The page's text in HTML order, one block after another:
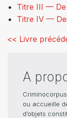
Titre III — De
Titre IV —
<< Livre
A
ou accueille
d’objets